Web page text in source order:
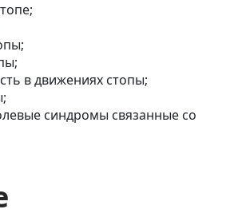
в движениях стопы;
синдромы связанные со